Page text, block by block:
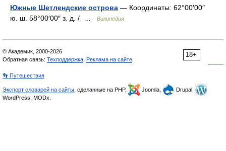
Южные Шетлендские острова — Координаты: 62°00′00″
ю. ш. 58°00′00″ з. д. / …
Википедия
18+
© Академик, 2000-2026
Обратная связь: Техподдержка Реклама на сайте
👣 Путешествия
Экспорт словарей на сайты , сделанные на PHP, Joomla,
Drupal,
WordPress, MODx.